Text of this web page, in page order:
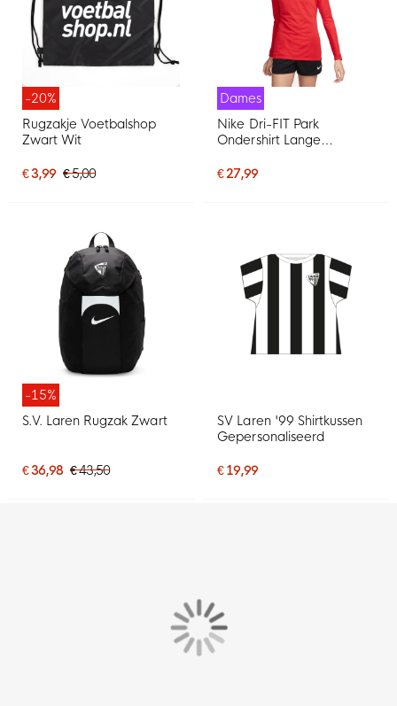
-20%
Rugzakje Voetbalshop
Zwart Wit
€ 3,99 € 5,00
Dames
Nike Dri-FIT Park
Ondershirt Lange
Wit
€ 27,99
-15%
S.V. Laren Rugzak Zwart
€ 36,98 € 43,50
SV Laren '99 Shirtkussen
Gepersonaliseerd
€ 19,99